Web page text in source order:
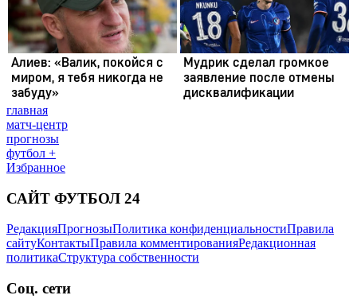
главная
матч-центр
прогнозы
футбол +
Избранное
САЙТ ФУТБОЛ 24
РедакцияПрогнозыПолитика конфиденциальностиПравила
сайтуКонтактыПравила комментированияРедакционная
политикаСтруктура собственности
Соц. сети